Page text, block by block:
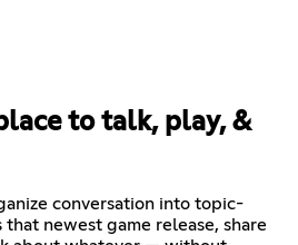
to talk, play, &
conversation into topic-
that newest game release, share